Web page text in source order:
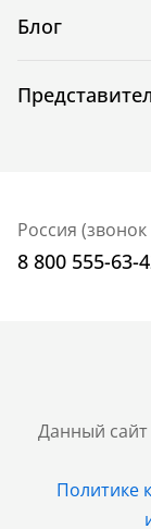
Данный
Политике
Блог
Россия
8 800 555-63-
+7 (499)
Санкт-
+7 (812)
Барнаул